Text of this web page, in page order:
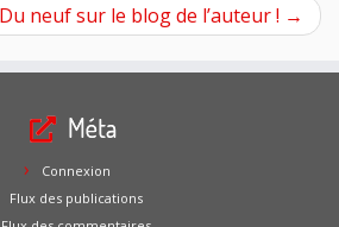
Du neuf sur le blog de l’auteur ! →
Méta
Connexion
Flux des publications